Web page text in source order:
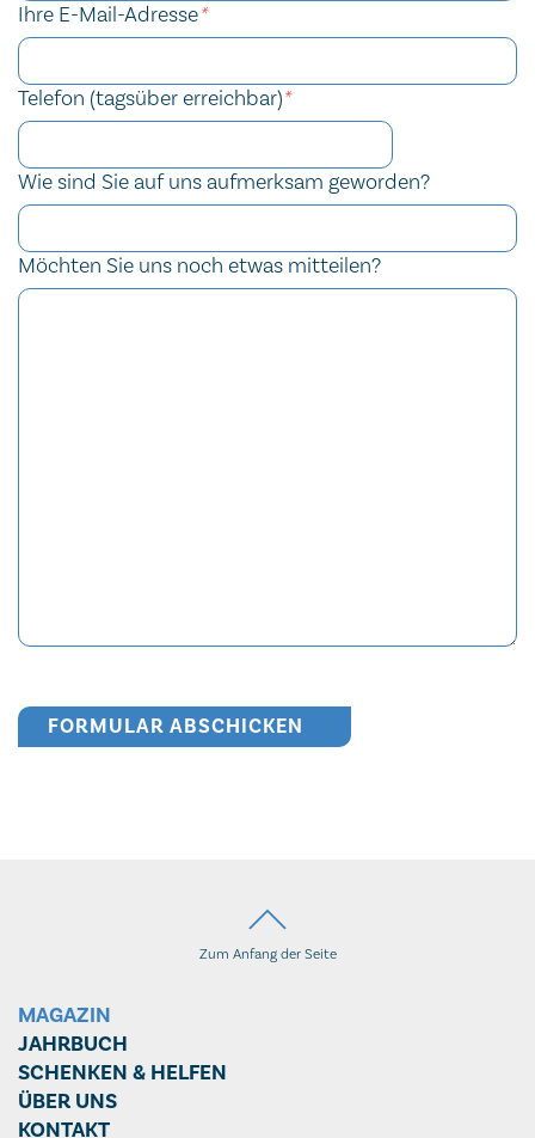
Ihre E-Mail-Adresse*
Telefon (tagsüber erreichbar)*
Wie sind Sie auf uns aufmerksam geworden?
Möchten Sie uns noch etwas mitteilen?
FORMULAR ABSCHICKEN
Zum Anfang der Seite
MAGAZIN
JAHRBUCH
SCHENKEN & HELFEN
ÜBER UNS
KONTAKT